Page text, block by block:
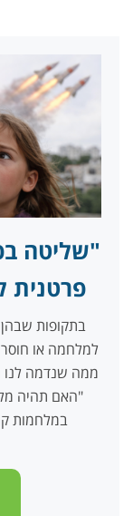
"שליטה
פרטנית
בתקופות
למלחמה או חוסר
ממה שנדמה לנו
"האם תהיה
במלחמות